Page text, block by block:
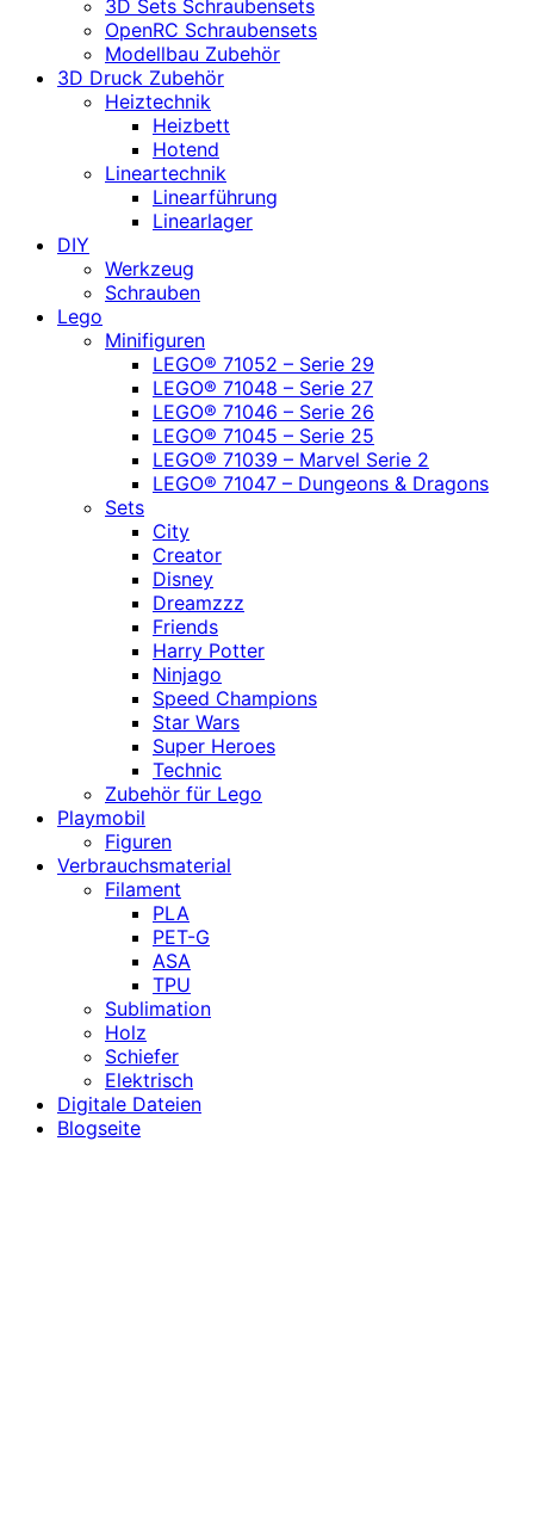
3D Sets Schraubensets
OpenRC Schraubensets
Modellbau Zubehör
3D Druck Zubehör
Heiztechnik
Heizbett
Hotend
Lineartechnik
Linearführung
Linearlager
DIY
Werkzeug
Schrauben
Lego
Minifiguren
LEGO® 71052 – Serie 29
LEGO® 71048 – Serie 27
LEGO® 71046 – Serie 26
LEGO® 71045 – Serie 25
LEGO® 71039 – Marvel Serie 2
LEGO® 71047 – Dungeons & Dragons
Sets
City
Creator
Disney
Dreamzzz
Friends
Harry Potter
Ninjago
Speed Champions
Star Wars
Super Heroes
Technic
Zubehör für Lego
Playmobil
Figuren
Verbrauchsmaterial
Filament
PLA
PET-G
ASA
TPU
Sublimation
Holz
Schiefer
Elektrisch
Digitale Dateien
Blogseite